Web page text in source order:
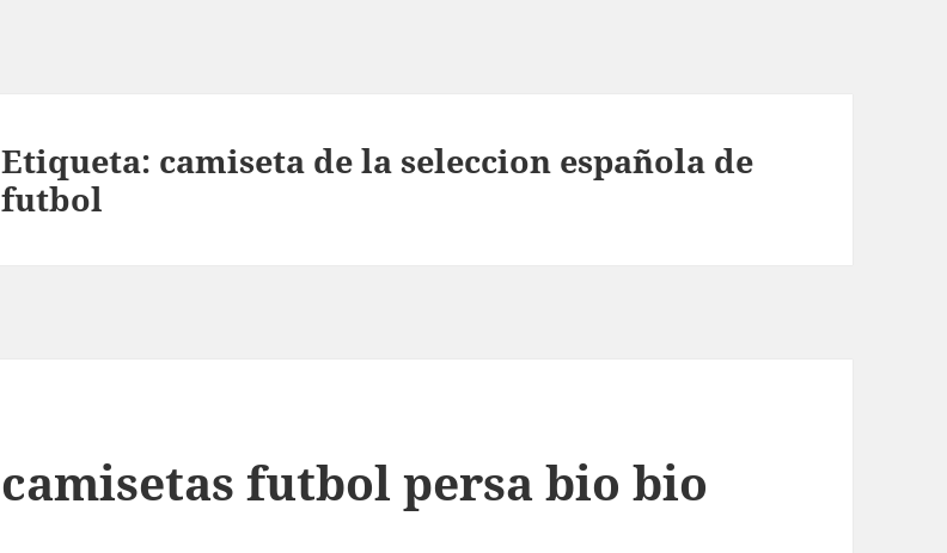
Etiqueta: camiseta de la seleccion española de
futbol
camisetas futbol persa bio bio